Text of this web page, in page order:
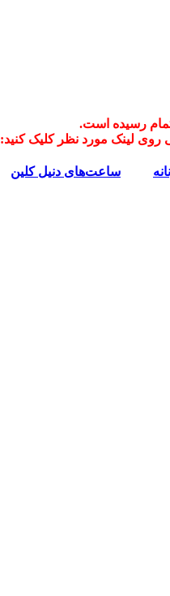
رسیده است.
لینک مورد نظر کلیک کنید:
ساعت‌های دنیل کلین